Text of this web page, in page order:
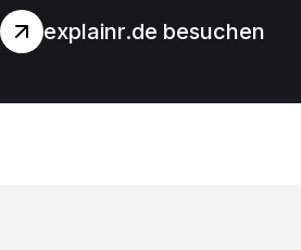
explainr.de besuchen